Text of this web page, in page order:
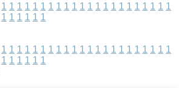
1 1 1 1 1 1 1 1 1 1 1 1 1 1 1 1 1 1 1 1 1 1
1 1 1 1 1 1
1 1 1 1 1 1 1 1 1 1 1 1 1 1 1 1 1 1 1 1 1 1
1 1 1 1 1 1